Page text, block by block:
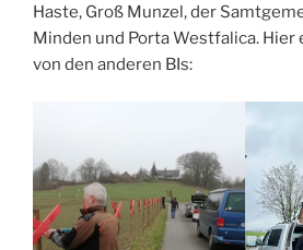
Haste, Groß Munzel, der
Minden und Porta Westfalica. Hier
von den anderen BIs: